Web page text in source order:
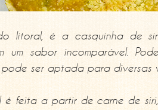
litoral, é a casquinha de
um sabor incomparável.
ser aptada para diversas
feita a partir de carne de